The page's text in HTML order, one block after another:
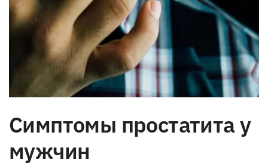
Симптомы простатита у
мужчин